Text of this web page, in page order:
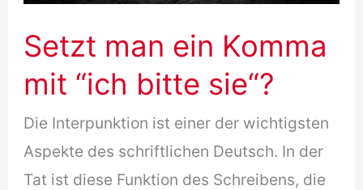
Setzt man ein Komma
mit “ich bitte sie“?
Die Interpunktion ist einer der wichtigsten
Aspekte des schriftlichen Deutsch. In der
Tat ist diese Funktion des Schreibens, die